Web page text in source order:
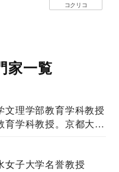
コクリコ
家一覧
文理学部教育学科教授
育学科教授。京都大学
女子大学名誉教授